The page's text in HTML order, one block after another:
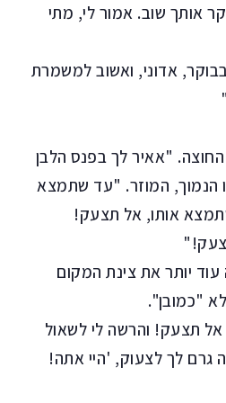
אותך שוב. אמור לי, מתי
אדוני, ואשוב למשמרת
החוצה. "אאיר לך בפנס הלבן
הנמוך, המוזר. "עד שתמצא
אותו, אל תצעק!
עוד יותר את צינת המקום
"כמובן".
תצעק! והרשה לי לשאול
גרם לך לצעוק, 'היי אתה!